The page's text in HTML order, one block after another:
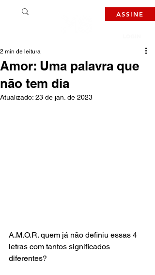
ASSINE
Amor: Uma palavra que
não tem dia
2 min de leitura
Atualizado: 23 de jan. de 2023
A.M.O.R. quem já não definiu essas 4
letras com tantos significados
diferentes?